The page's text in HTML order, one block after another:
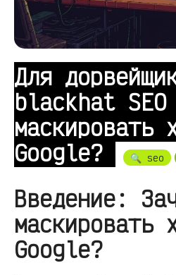
Для
blackhat
маскировать
Google?
🔍 seo
Введение:
маскировать
Google?